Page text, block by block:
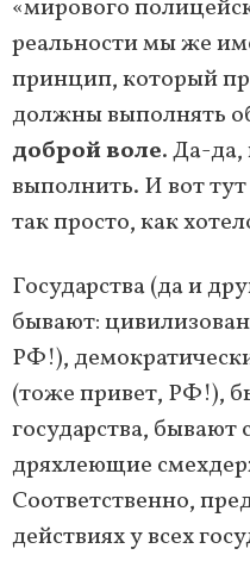
«мирового
реальности мы же
принцип, который
должны выполнять
доброй воле. Да-
выполнить. И вот
так просто, как
Государства (да и
бывают:
РФ!),
(тоже привет, РФ!),
государства, бывают
дряхлеющие
Соответственно,
действиях у всех